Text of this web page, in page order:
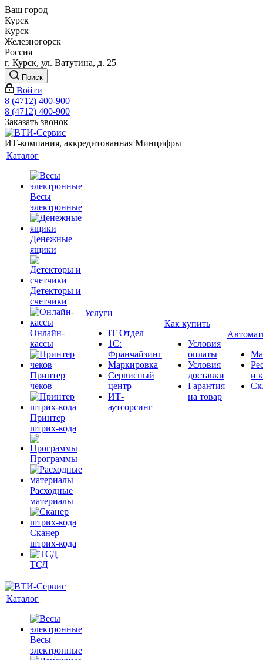
Ваш город
Курск
Курск
Железногорск
Россия
г. Курск, ул. Ватутина, д. 25
Поиск
Войти
8 (4712) 400-900
8 (4712) 400-900
Заказать звонок
ИТ-компания, аккредитованная Минцифры
Каталог
Весы
электронные
Денежные
ящики
Детекторы и
счетчики
Онлайн-
кассы
Принтер
чеков
Принтер
штрих-кода
Программы
Расходные
материалы
Сканер
штрих-кода
ТСД
Услуги
IT Отдел
1С:
Франчайзинг
Маркировка
Сервисный
центр
ИТ-
аутсорсинг
Как купить
Условия
оплаты
Условия
доставки
Гарантия
на товар
и
Каталог
Весы
электронные